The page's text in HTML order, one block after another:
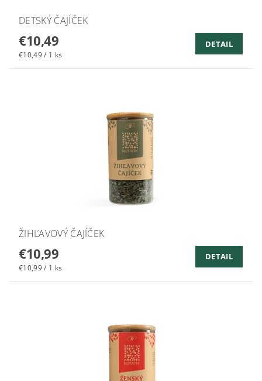
DETSKÝ ČAJÍČEK
€10,49
€10,49 / 1 ks
DETAIL
ŽIHĽAVOVÝ ČAJÍČEK
€10,99
€10,99 / 1 ks
DETAIL